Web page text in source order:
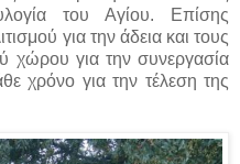
του Αγίου. Επίσης
για την άδεια και τους
χώρου για την συνεργασία
χρόνο για την τέλεση της